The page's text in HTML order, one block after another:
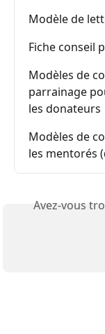
Modèle de
Fiche conseil
Modèles de
parrainage
les donateurs
Modèles de
les mentorés
Avez-vous